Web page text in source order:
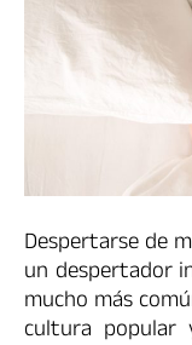
Despertarse de
un despertador
mucho más
cultura popular